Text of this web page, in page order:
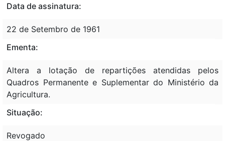
Data de assinatura:
22 de Setembro de 1961
Ementa:
Altera a lotação de repartições atendidas pelos
Quadros Permanente e Suplementar do Ministério da
Agricultura.
Situação:
Revogado